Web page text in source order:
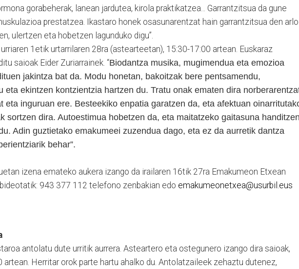
gorabeherak, lanean jardutea, kirola praktikatzea... Garrantzitsua da gune
prestatzea. Ikastaro honek osasunarentzat hain garrantzitsua den arlo
ulertzen eta hobetzen lagunduko digu”.
urriaren 1etik urtarrilaren 28ra (astearteetan), 15:30-17:00 artean. Euskaraz
saioak Eider Zuriarrainek. “Biodantza musika, mugimendua eta emozioa
jakintza bat da. Modu honetan, bakoitzak bere pentsamendu,
eta ekintzen kontzientzia hartzen du. Tratu onak ematen dira
eta inguruan ere. Besteekiko enpatia garatzen da, eta afektuan
sortzen dira. Autoestimua hobetzen da, eta maitatzeko gaitasuna
Adin guztietako emakumeei zuzendua dago, eta ez da aurretik dantza
behar”.
izena emateko aukera izango da irailaren 16tik 27ra Emakumeon Etxean
943 377 112 telefono zenbakian edo emakumeonetxea@usurbil.eus
antolatu dute urritik aurrera. Asteartero eta ostegunero izango dira saioak,
artean. Herritar orok parte hartu ahalko du. Antolatzaileek zehaztu dutenez,